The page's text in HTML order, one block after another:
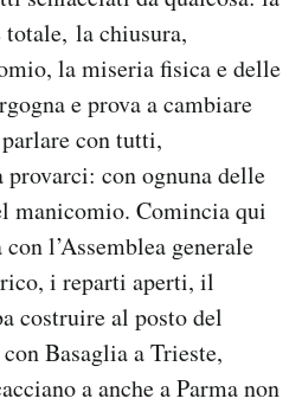
la chiusura,
la miseria fisica e delle
e prova a cambiare
con tutti,
provarci: con ognuna delle
manicomio. Comincia qui
l’Assemblea generale
i reparti aperti, il
costruire al posto del
Basaglia a Trieste,
a anche a Parma non